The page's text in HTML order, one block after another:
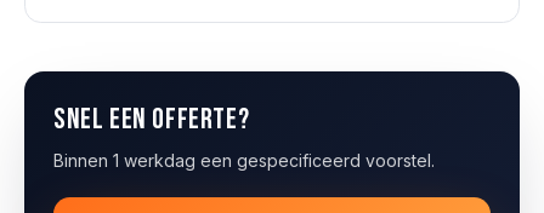
Snel een offerte?
Binnen 1 werkdag een gespecificeerd voorstel.